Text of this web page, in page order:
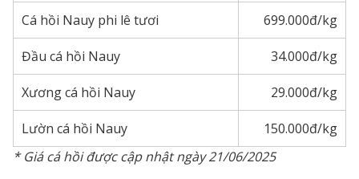
Cá hồi Nauy phi lê tươi 699.000đ/kg
Đầu cá hồi Nauy 34.000đ/kg
Xương cá hồi Nauy 29.000đ/kg
Lườn cá hồi Nauy
150.000đ/kg
* Giá cá hồi được cập nhật ngày 21/06/2025